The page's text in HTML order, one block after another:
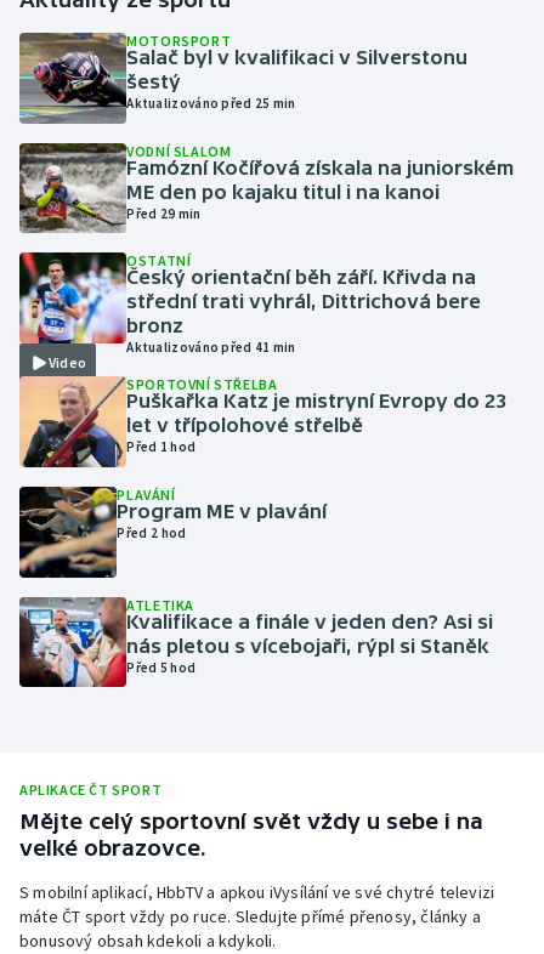
Golf
Gymnastika
Házená
Jezdectví
Judo
Krasobruslení
Lezení
Lyže a snowboard
Moderní pětiboj
Motorsport
Parasport
Ragby
Rychlobruslení
Rychlostní kanoistika
MOTORSPORT
Salač byl v kvalifikaci v Silverstonu
šestý
Aktualizováno před 25 min
VODNÍ SLALOM
Famózní Kočířová získala na juniorském
ME den po kajaku titul i na kanoi
Před 29 min
Video
OSTATNÍ
Český orientační běh září. Křivda na
střední trati vyhrál, Dittrichová bere
bronz
Aktualizováno před 41 min
SPORTOVNÍ STŘELBA
Puškařka Katz je mistryní Evropy do 23
let v třípolohové střelbě
Před 1 hod
PLAVÁNÍ
Program ME v plavání
Před 2 hod
ATLETIKA
Kvalifikace a finále v jeden den? Asi si
nás pletou s vícebojaři, rýpl si Staněk
Před 5 hod
APLIKACE ČT SPORT
Mějte celý sportovní svět vždy u sebe i na
velké obrazovce.
S mobilní aplikací, HbbTV a apkou iVysílání ve své chytré televizi
máte ČT sport vždy po ruce. Sledujte přímé přenosy, články a
bonusový obsah kdekoli a kdykoli.